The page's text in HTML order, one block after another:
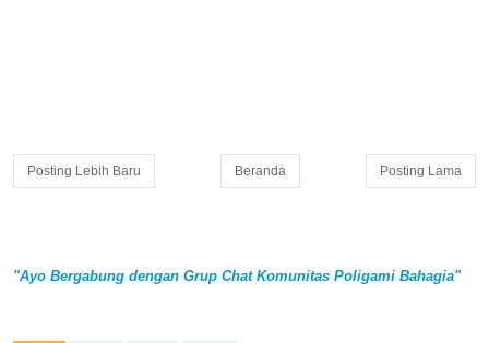
Posting Lebih Baru Posting Lama
Beranda
"Ayo Bergabung dengan Grup Chat Komunitas Poligami Bahagia"